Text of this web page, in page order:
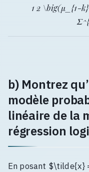
1 2 \big(μ_{1-
b) Montrez
modèle
linéaire de la
régression
En posant